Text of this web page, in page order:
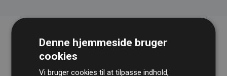
Denne hjemmeside bruger
cookies
Vi bruger cookies til at tilpasse indhold,